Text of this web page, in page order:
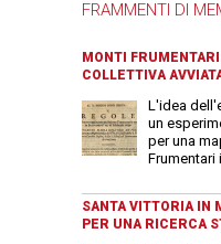
FRAMMENTI DI
MONTI
COLLETTIVA
L'idea
un
per una
Frumentari
SANTA VITTORIA IN
PER UNA RICERCA